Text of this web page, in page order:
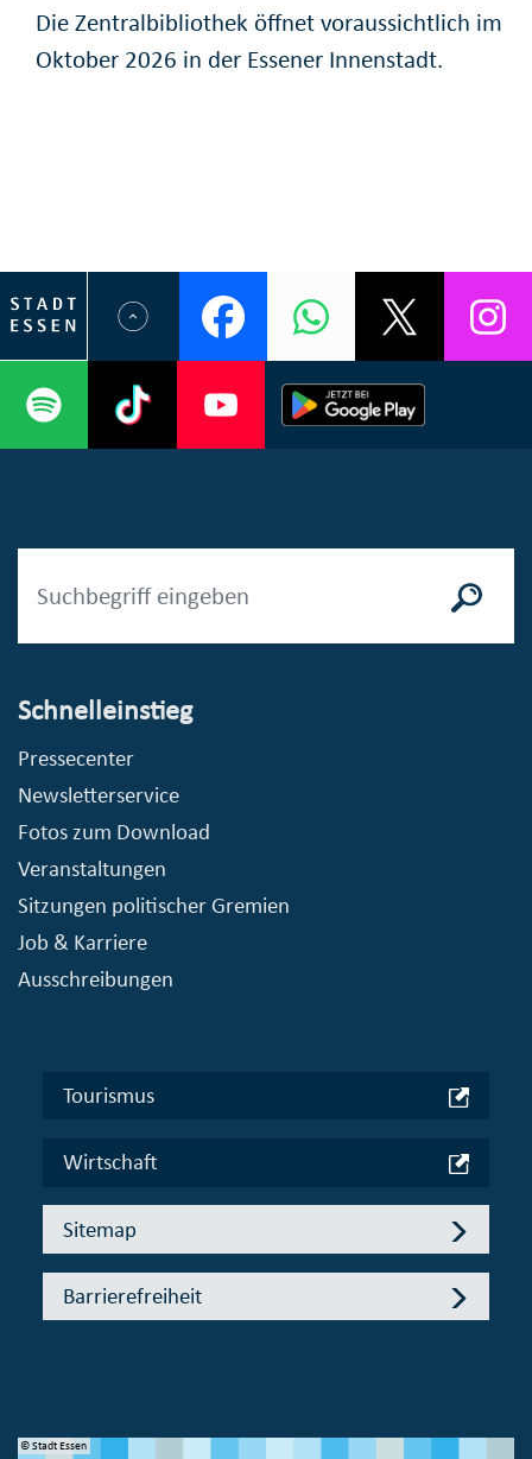
Die Zentralbibliothek öffnet voraussichtlich im
Oktober 2026 in der Essener Innenstadt.
Schnelleinstieg
Pressecenter
Newsletterservice
Fotos zum Download
Veranstaltungen
Sitzungen politischer Gremien
Job & Karriere
Ausschreibungen
Tourismus
Wirtschaft
Sitemap
Barrierefreiheit
© Stadt Essen